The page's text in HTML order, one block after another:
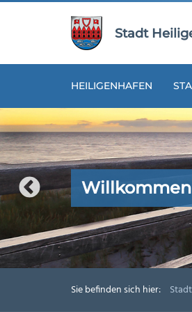
Stadt
HEILIGENHAFEN
Sie befinden sich hier: